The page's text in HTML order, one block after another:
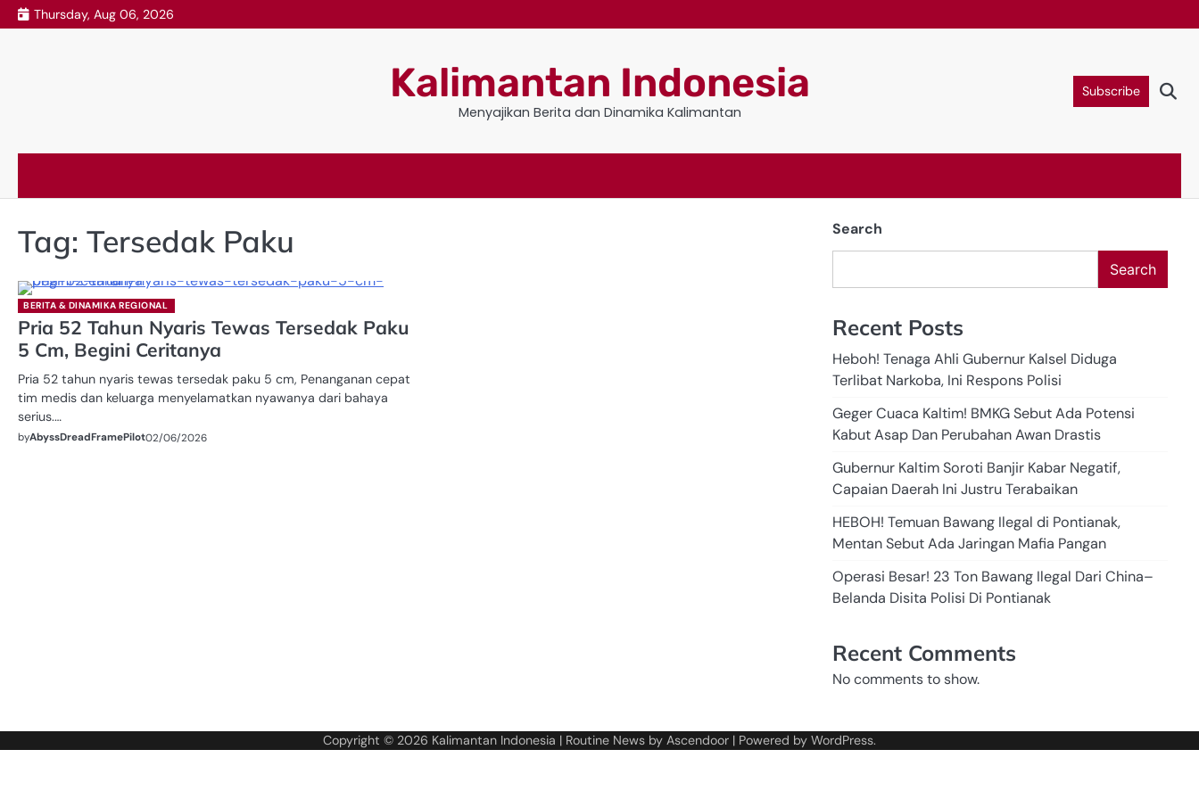
Skip
to
Thursday, Aug 06, 2026
Kalimantan Indonesia
Menyajikan Berita dan Dinamika Kalimantan
Subscribe
Tag: Tersedak Paku
BERITA & DINAMIKA REGIONAL
Pria 52 Tahun Nyaris Tewas Tersedak Paku
5 Cm, Begini Ceritanya
Pria 52 tahun nyaris tewas tersedak paku 5 cm, Penanganan cepat
tim medis dan keluarga menyelamatkan nyawanya dari bahaya
serius.…
byAbyssDreadFramePilot02/06/2026
Search
Search
Recent Posts
Heboh! Tenaga Ahli Gubernur Kalsel Diduga
Terlibat Narkoba, Ini Respons Polisi
Geger Cuaca Kaltim! BMKG Sebut Ada Potensi
Kabut Asap Dan Perubahan Awan Drastis
Gubernur Kaltim Soroti Banjir Kabar Negatif,
Capaian Daerah Ini Justru Terabaikan
HEBOH! Temuan Bawang Ilegal di Pontianak,
Mentan Sebut Ada Jaringan Mafia Pangan
Operasi Besar! 23 Ton Bawang Ilegal Dari China–
Belanda Disita Polisi Di Pontianak
Recent Comments
No comments to show.
Copyright © 2026 Kalimantan Indonesia | Routine News by Ascendoor | Powered by WordPress.